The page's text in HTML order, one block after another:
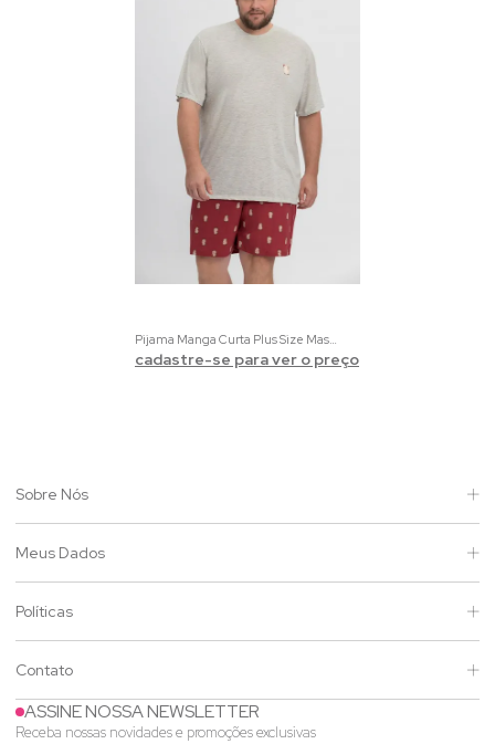
Pijama Manga Curta Plus Size Masculino Mescla e Vermelho com Estampa de Capivara
cadastre-se para ver o preço
Sobre Nós
Meus Dados
Políticas
Contato
ASSINE NOSSA NEWSLETTER
Receba nossas novidades e promoções exclusivas